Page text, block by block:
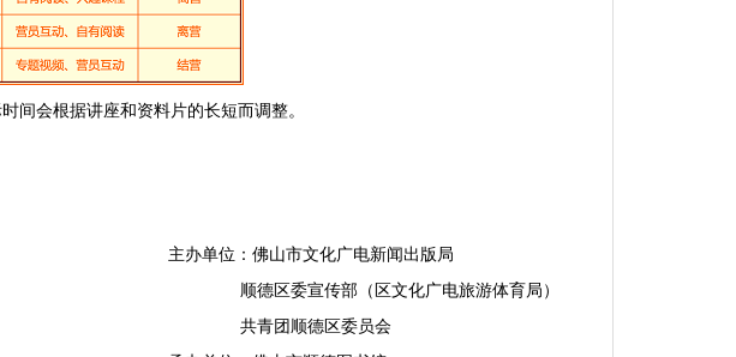
资料片的长短而调整。
主办单位：佛山市文化广电新闻出版局
顺德区委宣传部（区文化广电旅游体育局）
委员会